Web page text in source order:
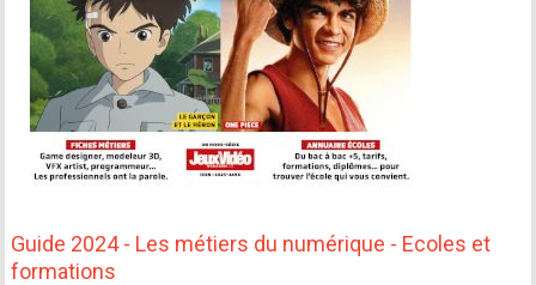
Guide 2024 - Les métiers du numérique - Ecoles et
formations